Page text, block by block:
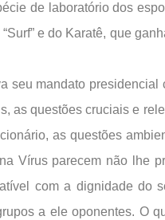
de laboratório dos
e do Karatê, que
seu mandato presidencial
as questões cruciais e
as questões
Vírus parecem não lhe
com a dignidade do
a ele oponentes. O